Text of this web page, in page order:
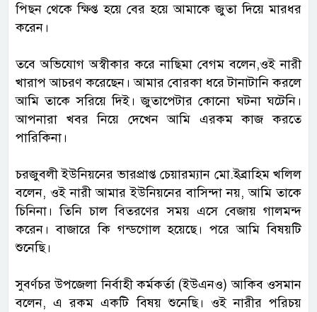
পিছন থেকে ক্ষিপ্ত হয়ে বের হয়ে আমাকে জুতা দিয়ে মারধর
করেন।
তবে অভিযোগ অস্বীকার করে নাছিমা বেগম বলেন,ওই নারী
খারাপ আচরণ করেছেন। আমার বোরকা ধরে টানাটানি করলে
আমি তাকে সরিয়ে দিই। জুতাপেটার কোনো ঘটনা ঘটেনি।
আপনারা খবর নিয়ে দেখেন আমি এরকম কাজ করতে
পারিকিনা।
চরজুবলী ইউনিয়নের ভারপ্রাপ্ত চেয়ারম্যান মো.ইব্রাহিম খলিল
বলেন, ওই নারী আমার ইউনিয়নের বাসিন্দা নয়, আমি তাকে
চিনিনা। তিনি চাল বিতরণের সময় এসে বেজায় গালমন্দ
করেন। বাজারে কি গন্ডগোল হয়েছে। পরে আমি বিষয়টি
শুনেছি।
সুবর্ণচর উপজেলা নির্বাহী কর্মকর্তা (ইউএনও) আকিব ওসমান
বলেন, এ রকম একটি বিষয় শুনেছি। ওই নারীর পরিচয়